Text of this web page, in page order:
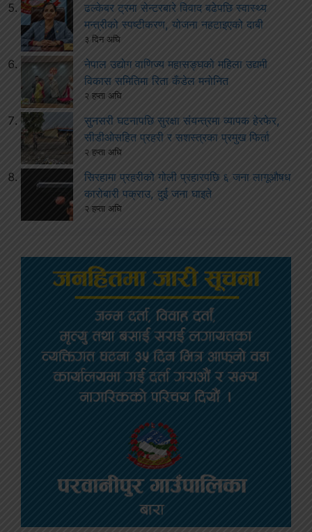
ढल्केबर ट्रमा सेन्टरबारे विवाद बढेपछि स्वास्थ्य
मन्त्रीको स्पष्टीकरण, योजना नहटाइएको दाबी
३ दिन अघि
नेपाल उद्योग वाणिज्य महासङ्घको महिला उद्यमी
विकास समितिमा रिता कँडेल मनोनित
२ हप्ता अघि
सुनसरी घटनापछि सुरक्षा संयन्त्रमा व्यापक हेरफेर,
सीडीओसहित प्रहरी र सशस्त्रका प्रमुख फिर्ता
२ हप्ता अघि
सिरहामा प्रहरीको गोली प्रहारपछि ६ जना लागूऔषध
कारोबारी पक्राउ, दुई जना घाइते
२ हप्ता अघि